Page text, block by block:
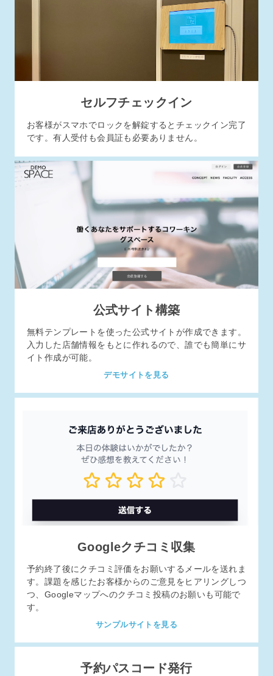
セルフチェックイン
お客様がスマホでロックを解錠するとチェックイン完了
です。有人受付も会員証も必要ありません。
公式サイト構築
無料テンプレートを使った公式サイトが作成できます。
入力した店舗情報をもとに作れるので、誰でも簡単にサ
イト作成が可能。
デモサイトを見る
Googleクチコミ収集
予約終了後にクチコミ評価をお願いするメールを送れま
す。課題を感じたお客様からのご意見をヒアリングしつ
つ、Googleマップへのクチコミ投稿のお願いも可能で
す。
サンプルサイトを見る
予約パスコード発行